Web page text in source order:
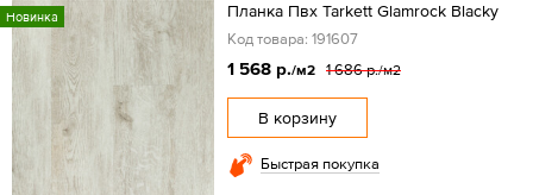
Новинка Планка Пвх Tarkett Glamrock Blacky
Код товара: 191607
1 568 р./м2 1 686 р./м2
В корзину
Быстрая покупка